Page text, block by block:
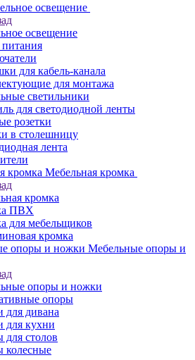
освещение
освещение
для кабель-канала
для монтажа
светильники
для светодиодной ленты
розетки
в столешницу
лента
Мебельная кромка
кромка
ПВХ
для мебельщиков
кромка
Мебельные опоры и
опоры и ножки
опоры
дивана
для кухни
столов
колесные